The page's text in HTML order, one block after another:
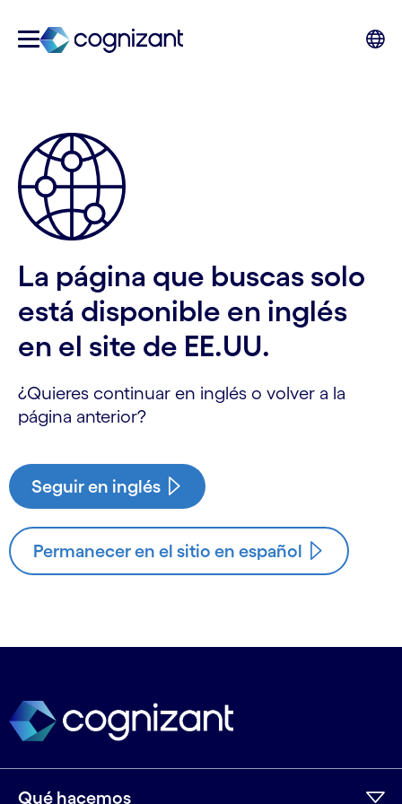
La página que buscas solo
está disponible en inglés
en el site de EE.UU.
¿Quieres continuar en inglés o volver a la
página anterior?
Seguir en inglés
Permanecer en el sitio en español
Qué hacemos